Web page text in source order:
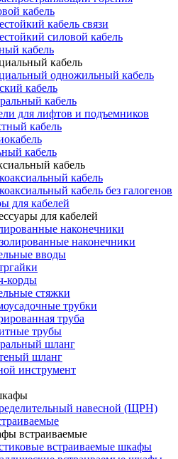
кабель
кабель связи
силовой кабель
кабель
кабель
одножильный кабель
кабель
кабель
для лифтов и подъемников
кабель
кабель
кабель
кабель
кабель без галогенов
для кабелей
для кабелей
наконечники
наконечники
вводы
корды
стяжки
трубки
труба
трубы
шланг
шланг
инструмент
навесной (ЩРН)
встраиваемые
встраиваемые шкафы